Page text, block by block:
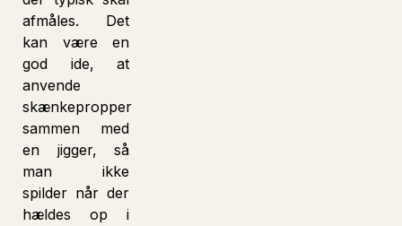
afmåles. Det
kan være en
god ide, at
anvende
skænkepropper
sammen med
en jigger, så
man ikke
spilder når der
hældes op i